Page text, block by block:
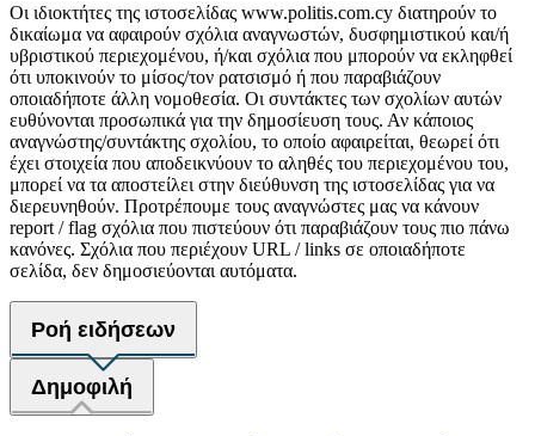
Οι ιδιοκτήτες της ιστοσελίδας www.politis.com.cy διατηρούν το
δικαίωμα να αφαιρούν σχόλια αναγνωστών, δυσφημιστικού και/ή
υβριστικού περιεχομένου, ή/και σχόλια που μπορούν να εκληφθεί
ότι υποκινούν το μίσος/τον ρατσισμό ή που παραβιάζουν
οποιαδήποτε άλλη νομοθεσία. Οι συντάκτες των σχολίων αυτών
ευθύνονται προσωπικά για την δημοσίευση τους. Αν κάποιος
αναγνώστης/συντάκτης σχολίου, το οποίο αφαιρείται, θεωρεί ότι
έχει στοιχεία που αποδεικνύουν το αληθές του περιεχομένου του,
μπορεί να τα αποστείλει στην διεύθυνση της ιστοσελίδας για να
διερευνηθούν. Προτρέπουμε τους αναγνώστες μας να κάνουν
report / flag σχόλια που πιστεύουν ότι παραβιάζουν τους πιο πάνω
κανόνες. Σχόλια που περιέχουν URL / links σε οποιαδήποτε
σελίδα, δεν δημοσιεύονται αυτόματα.
Ροή ειδήσεων
Δημοφιλή